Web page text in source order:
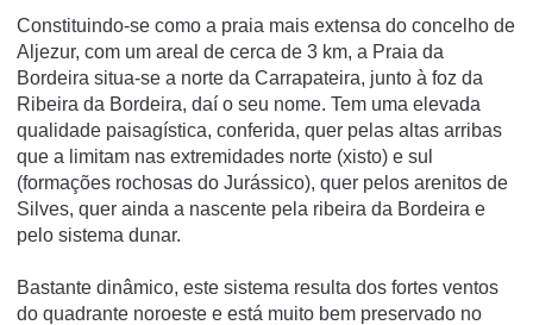
Constituindo-se como a praia mais extensa do concelho de
Aljezur, com um areal de cerca de 3 km, a Praia da
Bordeira situa-se a norte da Carrapateira, junto à foz da
Ribeira da Bordeira, daí o seu nome. Tem uma elevada
qualidade paisagística, conferida, quer pelas altas arribas
que a limitam nas extremidades norte (xisto) e sul
(formações rochosas do Jurássico), quer pelos arenitos de
Silves, quer ainda a nascente pela ribeira da Bordeira e
pelo sistema dunar.
Bastante dinâmico, este sistema resulta dos fortes ventos
do quadrante noroeste e está muito bem preservado no